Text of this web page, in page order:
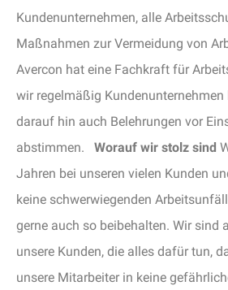
Kundenunternehmen, alle
Maßnahmen zur Vermeidung von
Avercon hat eine Fachkraft für
wir regelmäßig Kundenunternehmen
darauf hin auch Belehrungen vor
abstimmen. Worauf wir stolz sind
Jahren bei unseren vielen Kunden
keine schwerwiegenden
gerne auch so beibehalten. Wir sind
unsere Kunden, die alles dafür tun,
unsere Mitarbeiter in keine